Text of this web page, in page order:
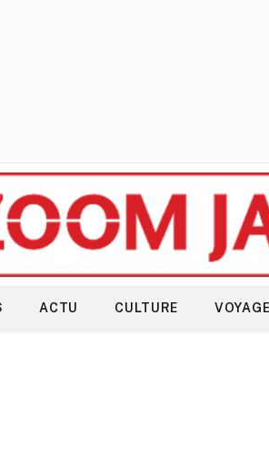
ACTU CULTURE VOYAGE